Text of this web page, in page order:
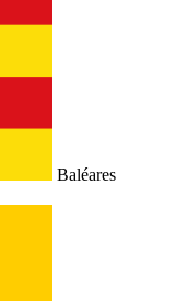
Baléares